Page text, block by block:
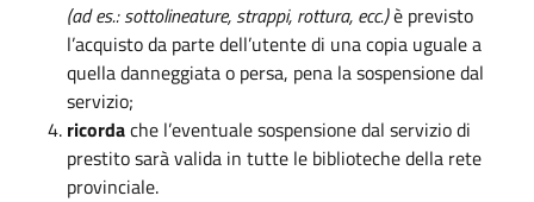
(ad es.: sottolineature, strappi, rottura, ecc.)è previsto
l’acquisto da parte dell’utente di una copia uguale a
quella danneggiata o persa, pena la sospensione dal
servizio;
ricordache l’eventuale sospensione dal servizio di
prestito sarà valida in tutte le biblioteche della rete
provinciale.